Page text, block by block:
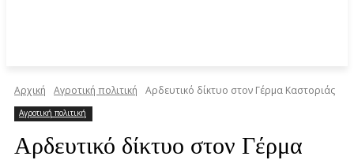
Αρχική Αγροτική πολιτική Αρδευτικό δίκτυο στον Γέρμα Καστοριάς
Αγροτική πολιτική
Αρδευτικό δίκτυο στον Γέρμα